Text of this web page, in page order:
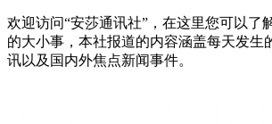
欢迎访问“安莎通讯社”，在这里您可以了
的大小事，本社报道的内容涵盖每天发生
讯以及国内外焦点新闻事件。